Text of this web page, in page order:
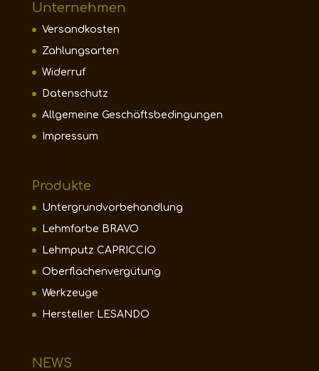
Unternehmen
Versandkosten
Zahlungsarten
Widerruf
Datenschutz
Allgemeine Geschäftsbedingungen
Impressum
Produkte
Untergrundvorbehandlung
Lehmfarbe BRAVO
Lehmputz CAPRICCIO
Oberflächenvergütung
Werkzeuge
Hersteller LESANDO
NEWS